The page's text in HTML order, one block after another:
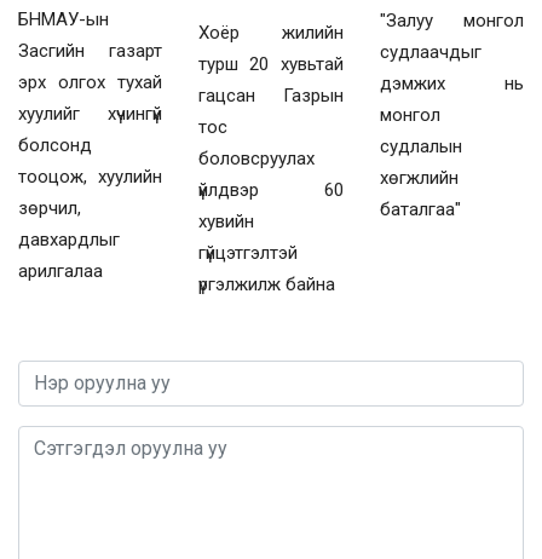
БНМАУ-ын
Засгийн газарт
эрх олгох тухай
хуулийг хүчингүй
болсонд
тооцож, хуулийн
зөрчил,
давхардлыг
арилгалаа
Хоёр жилийн
турш 20 хувьтай
гацсан Газрын
тос
боловсруулах
үйлдвэр 60
хувийн
гүйцэтгэлтэй
үргэлжилж байна
"Залуу монгол
судлаачдыг
дэмжих нь
монгол
судлалын
хөгжлийн
баталгаа"